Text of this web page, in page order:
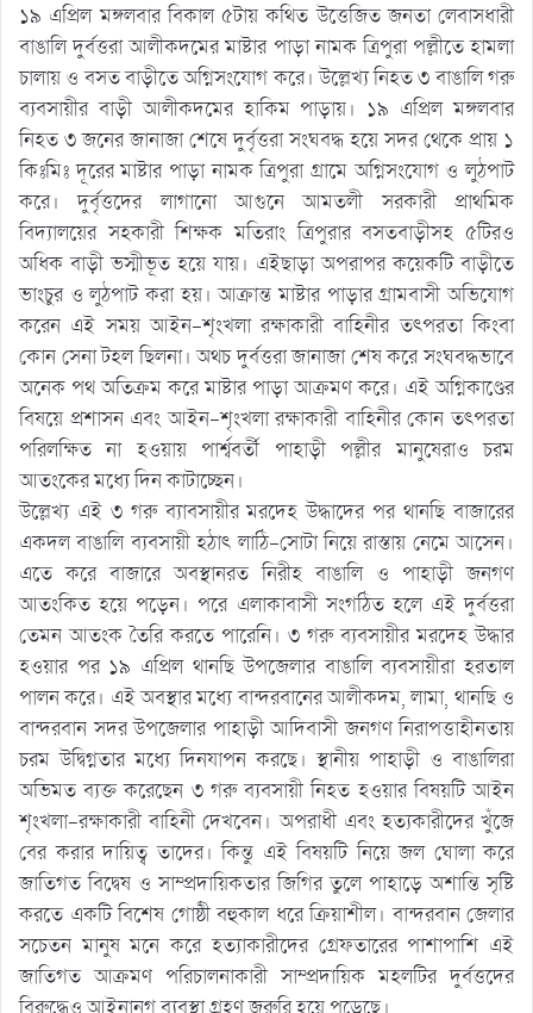
১৯ এপ্রিল মঙ্গলবার বিকাল ৫টায় কথিত উত্তেজিত জনতা লেবাসধারী
বাঙালি দুর্বত্তরা আলীকদমের মাষ্টার পাড়া নামক ত্রিপুরা পল্লীতে হামলা
চালায় ও বসত বাড়ীতে অগ্নিসংযোগ করে। উল্লেখ্য নিহত ৩ বাঙালি গরু
ব্যবসায়ীর বাড়ী আলীকদমের হাকিম পাড়ায়। ১৯ এপ্রিল মঙ্গলবার
নিহত ৩ জনের জানাজা শেষে দুর্বৃত্তরা সংঘবদ্ধ হয়ে সদর থেকে প্রায় ১
কিঃমিঃ দূরের মাষ্টার পাড়া নামক ত্রিপুরা গ্রামে অগ্নিসংযোগ ও লুঠপাট
করে। দুর্বৃত্তদের লাগানো আগুনে আমতলী সরকারী প্রাথমিক
বিদ্যালয়ের সহকারী শিক্ষক মতিরাং ত্রিপুরার বসতবাড়ীসহ ৫টিরও
অধিক বাড়ী ভস্মীভূত হয়ে যায়। এইছাড়া অপরাপর কয়েকটি বাড়ীতে
ভাংচুর ও লুঠপাট করা হয়। আক্রান্ত মাষ্টার পাড়ার গ্রামবাসী অভিযোগ
করেন এই সময় আইন-শৃংখলা রক্ষাকারী বাহিনীর তৎপরতা কিংবা
কোন সেনা টহল ছিলনা। অথচ দুর্বত্তরা জানাজা শেষ করে সংঘবদ্ধভাবে
অনেক পথ অতিক্রম করে মাষ্টার পাড়া আক্রমণ করে। এই অগ্নিকাণ্ডের
বিষয়ে প্রশাসন এবং আইন-শৃংখলা রক্ষাকারী বাহিনীর কোন তৎপরতা
পরিলক্ষিত না হওয়ায় পার্শ্ববর্তী পাহাড়ী পল্লীর মানুষেরাও চরম
আতংকের মধ্যে দিন কাটাচ্ছেন।
উল্লেখ্য এই ৩ গরু ব্যাবসায়ীর মরদেহ উদ্ধাদের পর থানছি বাজারের
একদল বাঙালি ব্যবসায়ী হঠাৎ লাঠি-সোটা নিয়ে রাস্তায় নেমে আসেন।
এতে করে বাজারে অবস্থানরত নিরীহ বাঙালি ও পাহাড়ী জনগণ
আতংকিত হয়ে পড়েন। পরে এলাকাবাসী সংগঠিত হলে এই দুর্বত্তরা
তেমন আতংক তৈরি করতে পারেনি। ৩ গরু ব্যবসায়ীর মরদেহ উদ্ধার
হওয়ার পর ১৯ এপ্রিল থানছি উপজেলার বাঙালি ব্যবসায়ীরা হরতাল
পালন করে। এই অবস্থার মধ্যে বান্দরবানের আলীকদম, লামা, থানছি ও
বান্দরবান সদর উপজেলার পাহাড়ী আদিবাসী জনগণ নিরাপত্তাহীনতায়
চরম উদ্বিগ্নতার মধ্যে দিনযাপন করছে। স্থানীয় পাহাড়ী ও বাঙালিরা
অভিমত ব্যক্ত করেছেন ৩ গরু ব্যবসায়ী নিহত হওয়ার বিষয়টি আইন
শৃংখলা-রক্ষাকারী বাহিনী দেখবেন। অপরাধী এবং হত্যকারীদের খুঁজে
বের করার দায়িত্ব তাদের। কিন্তু এই বিষয়টি নিয়ে জল ঘোলা করে
জাতিগত বিদ্বেষ ও সাম্প্রদায়িকতার জিগির তুলে পাহাড়ে অশান্তি সৃষ্টি
করতে একটি বিশেষ গোষ্ঠী বহুকাল ধরে ক্রিয়াশীল। বান্দরবান জেলার
সচেতন মানুষ মনে করে হত্যাকারীদের গ্রেফতারের পাশাপাশি এই
জাতিগত আক্রমণ পরিচালনাকারী সাম্প্রদায়িক মহলটির দুর্বত্তদের
বিরুদ্ধেও আইনানুগ ব্যবস্থা গ্রহণ জরুরি হয়ে পড়েছে।